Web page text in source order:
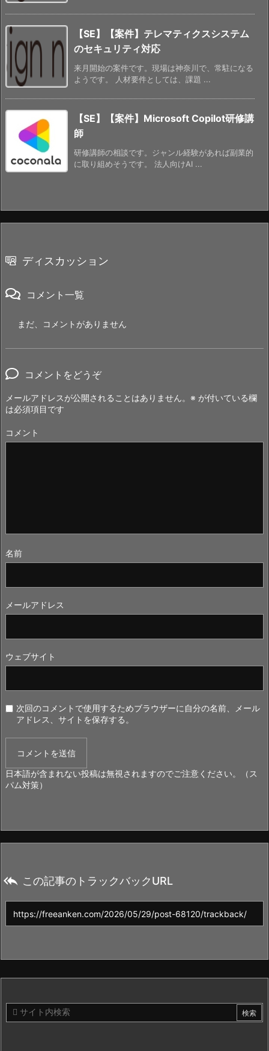
【SE】【案件】テレマティクスシステム
のセキュリティ対応
来月開始の案件です。現場は神奈川で、常駐になる
ようです。 人材要件としては、課題 ...
【SE】【案件】Microsoft Copilot研修講
師
研修講師の相談です。ジャンル経験があれば副業的
に取り組めそうです。 法人向けAI ...
ディスカッション
コメント一覧
まだ、コメントがありません
コメントをどうぞ
メールアドレスが公開されることはありません。 ※ が付いている欄
は必須項目です
コメント
名前
メールアドレス
ウェブサイト
次回のコメントで使用するためブラウザーに自分の名前、メール
アドレス、サイトを保存する。
日本語が含まれない投稿は無視されますのでご注意ください。（ス
パム対策）
 この記事のトラックバックURL